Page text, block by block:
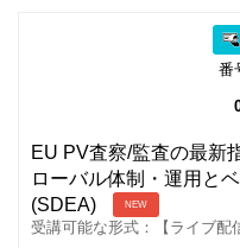
番
EU PV査察/監査の最新
ローバル体制・運用と
(SDEA)
NEW
受講可能な形式：【ライブ配